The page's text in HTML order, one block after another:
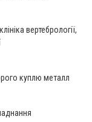
вертебрології,
куплю металл